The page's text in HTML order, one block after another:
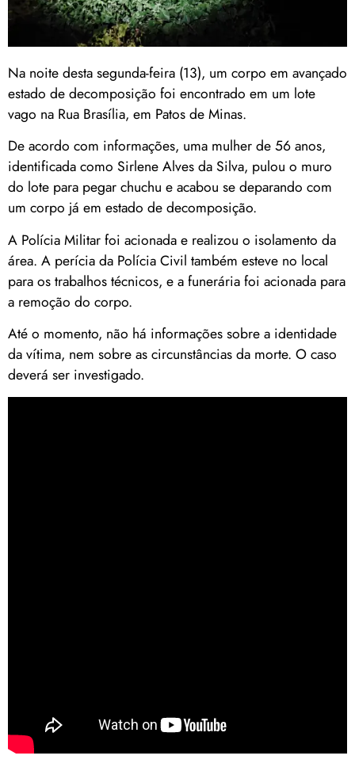
Na noite desta segunda-feira (13), um corpo em avançado
estado de decomposição foi encontrado em um lote
vago na Rua Brasília, em Patos de Minas.
De acordo com informações, uma mulher de 56 anos,
identificada como Sirlene Alves da Silva, pulou o muro
do lote para pegar chuchu e acabou se deparando com
um corpo já em estado de decomposição.
A Polícia Militar foi acionada e realizou o isolamento da
área. A perícia da Polícia Civil também esteve no local
para os trabalhos técnicos, e a funerária foi acionada para
a remoção do corpo.
Até o momento, não há informações sobre a identidade
da vítima, nem sobre as circunstâncias da morte. O caso
deverá ser investigado.